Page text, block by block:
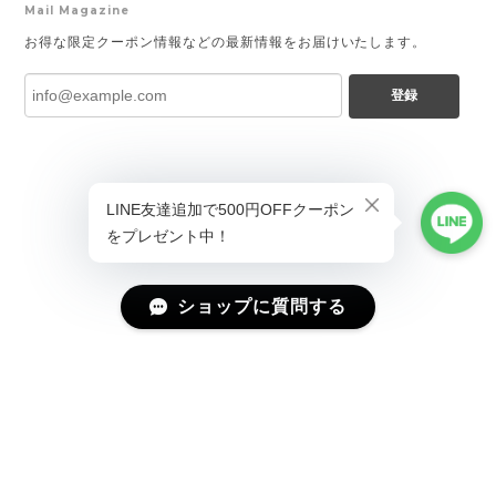
Mail Magazine
お得な限定クーポン情報などの最新情報をお届けいたします。
登録
ショップに質問する